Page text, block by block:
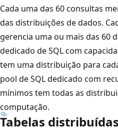
Cada uma das 60 consultas
das distribuições de dados.
gerencia uma ou mais das 60
dedicado de SQL com
tem uma distribuição para
pool de SQL dedicado com
mínimos tem todas as
computação.
Tabelas